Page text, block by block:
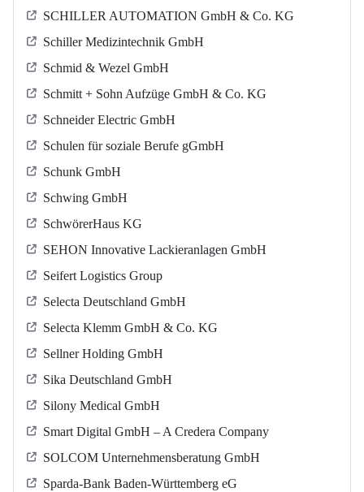
SCHILLER AUTOMATION GmbH & Co. KG
Schiller Medizintechnik GmbH
Schmid & Wezel GmbH
Schmitt + Sohn Aufzüge GmbH & Co. KG
Schneider Electric GmbH
Schulen für soziale Berufe gGmbH
Schunk GmbH
Schwing GmbH
SchwörerHaus KG
SEHON Innovative Lackieranlagen GmbH
Seifert Logistics Group
Selecta Deutschland GmbH
Selecta Klemm GmbH & Co. KG
Sellner Holding GmbH
Sika Deutschland GmbH
Silony Medical GmbH
Smart Digital GmbH – A Credera Company
SOLCOM Unternehmensberatung GmbH
Sparda-Bank Baden-Württemberg eG